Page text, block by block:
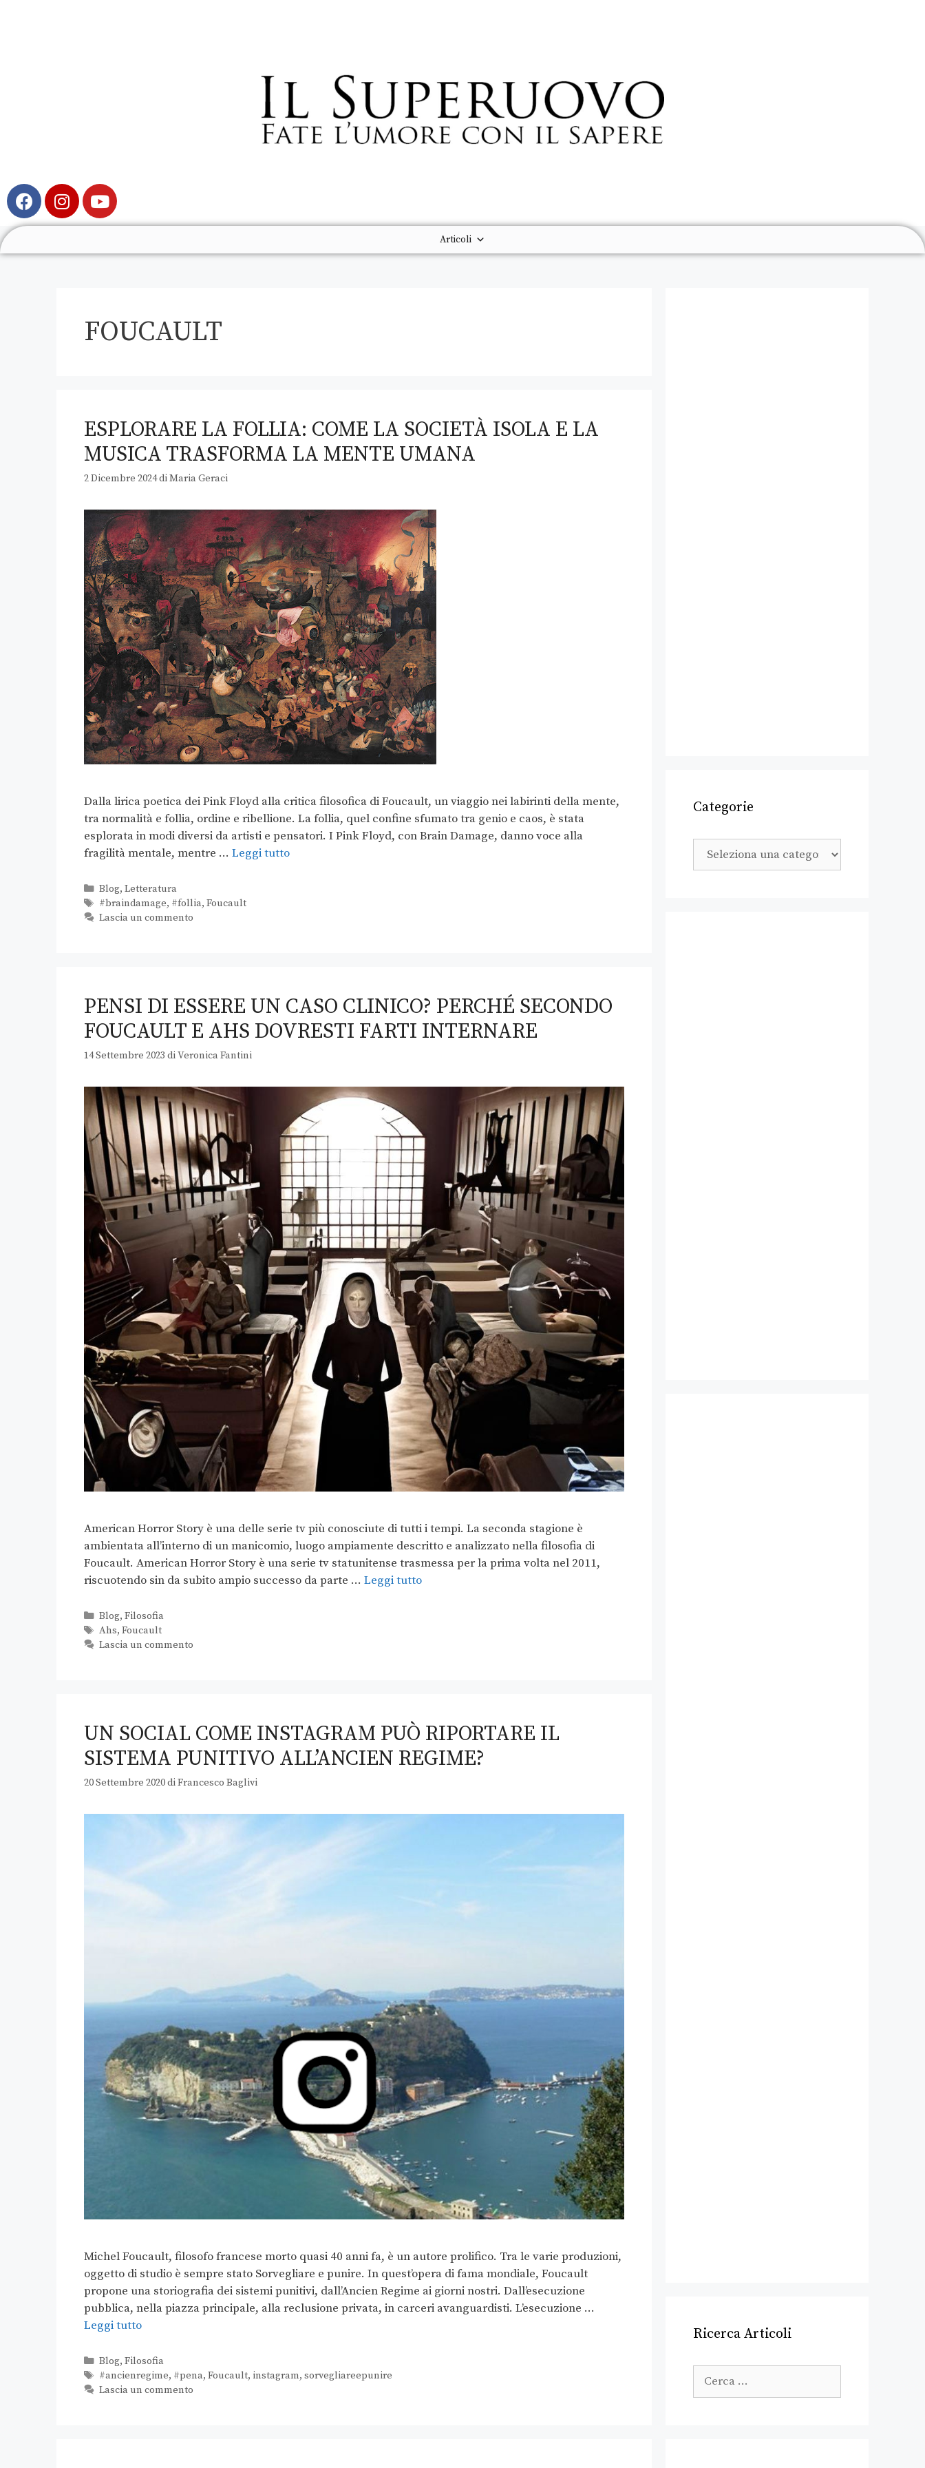
Articoli
FOUCAULT
ESPLORARE LA FOLLIA: COME LA SOCIETÀ ISOLA E LA
MUSICA TRASFORMA LA MENTE UMANA
2 Dicembre 2024diMaria Geraci
Dalla lirica poetica dei Pink Floyd alla critica filosofica di Foucault, un viaggio nei labirinti della mente,
tra normalità e follia, ordine e ribellione. La follia, quel confine sfumato tra genio e caos, è stata
esplorata in modi diversi da artisti e pensatori. I Pink Floyd, con Brain Damage, danno voce alla
fragilità mentale, mentre … Leggi tutto
Blog, Letteratura
#braindamage, #follia, Foucault
Lascia un commento
PENSI DI ESSERE UN CASO CLINICO? PERCHÉ SECONDO
FOUCAULT E AHS DOVRESTI FARTI INTERNARE
14 Settembre 2023 diVeronica Fantini
American Horror Story è una delle serie tv più conosciute di tutti i tempi. La seconda stagione è
ambientata all’interno di un manicomio, luogo ampiamente descritto e analizzato nella filosofia di
Foucault. American Horror Story è una serie tv statunitense trasmessa per la prima volta nel 2011,
riscuotendo sin da subito ampio successo da parte … Leggi tutto
Blog, Filosofia
Ahs, Foucault
Lascia un commento
UN SOCIAL COME INSTAGRAM PUÒ RIPORTARE IL
SISTEMA PUNITIVO ALL’ANCIEN REGIME?
20 Settembre 2020diFrancesco Baglivi
Michel Foucault, filosofo francese morto quasi 40 anni fa, è un autore prolifico. Tra le varie produzioni,
oggetto di studio è sempre stato Sorvegliare e punire. In quest’opera di fama mondiale, Foucault
propone una storiografia dei sistemi punitivi, dall’Ancien Regime ai giorni nostri. Dall’esecuzione
pubblica, nella piazza principale, alla reclusione privata, in carceri avanguardisti. L’esecuzione …
Leggi tutto
Blog, Filosofia
#ancienregime, #pena, Foucault, instagram, sorvegliareepunire
Lascia un commento
Categorie
Ricerca Articoli